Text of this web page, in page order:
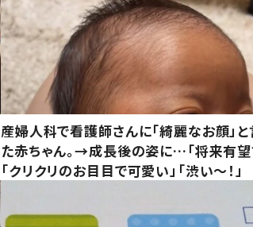
産婦人科で看護師さんに「綺麗なお顔」
た赤ちゃん。→成長後の姿に…「将来有望
「クリクリのお目目で可愛い」「渋い～！」